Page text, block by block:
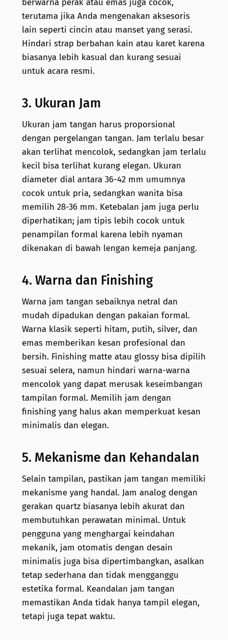
berwarna perak atau emas juga cocok,
terutama jika Anda mengenakan aksesoris
lain seperti cincin atau manset yang serasi.
Hindari strap berbahan kain atau karet karena
biasanya lebih kasual dan kurang sesuai
untuk acara resmi.
3. Ukuran Jam
Ukuran jam tangan harus proporsional
dengan pergelangan tangan. Jam terlalu besar
akan terlihat mencolok, sedangkan jam terlalu
kecil bisa terlihat kurang elegan. Ukuran
diameter dial antara 36-42 mm umumnya
cocok untuk pria, sedangkan wanita bisa
memilih 28-36 mm. Ketebalan jam juga perlu
diperhatikan; jam tipis lebih cocok untuk
penampilan formal karena lebih nyaman
dikenakan di bawah lengan kemeja panjang.
4. Warna dan Finishing
Warna jam tangan sebaiknya netral dan
mudah dipadukan dengan pakaian formal.
Warna klasik seperti hitam, putih, silver, dan
emas memberikan kesan profesional dan
bersih. Finishing matte atau glossy bisa dipilih
sesuai selera, namun hindari warna-warna
mencolok yang dapat merusak keseimbangan
tampilan formal. Memilih jam dengan
finishing yang halus akan memperkuat kesan
minimalis dan elegan.
5. Mekanisme dan Kehandalan
Selain tampilan, pastikan jam tangan memiliki
mekanisme yang handal. Jam analog dengan
gerakan quartz biasanya lebih akurat dan
membutuhkan perawatan minimal. Untuk
pengguna yang menghargai keindahan
mekanik, jam otomatis dengan desain
minimalis juga bisa dipertimbangkan, asalkan
tetap sederhana dan tidak mengganggu
estetika formal. Keandalan jam tangan
memastikan Anda tidak hanya tampil elegan,
tetapi juga tepat waktu.